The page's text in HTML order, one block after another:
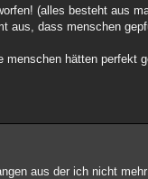
(alles besteht aus
aus, dass menschen
hätten perfekt
aus der ich nicht